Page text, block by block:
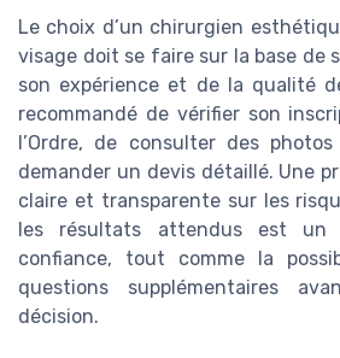
Le choix d’un chirurgien
visage doit se faire sur la base de
son expérience et de la qualité
recommandé de vérifier son
l’Ordre, de consulter des
demander un devis détaillé. Une
claire et transparente sur les
les résultats attendus est un
confiance, tout comme la
questions supplémentaires
décision.